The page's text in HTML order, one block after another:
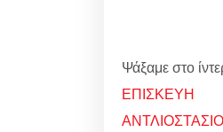
Ψάξαμε στο
ΕΠΙΣΚΕΥΗ